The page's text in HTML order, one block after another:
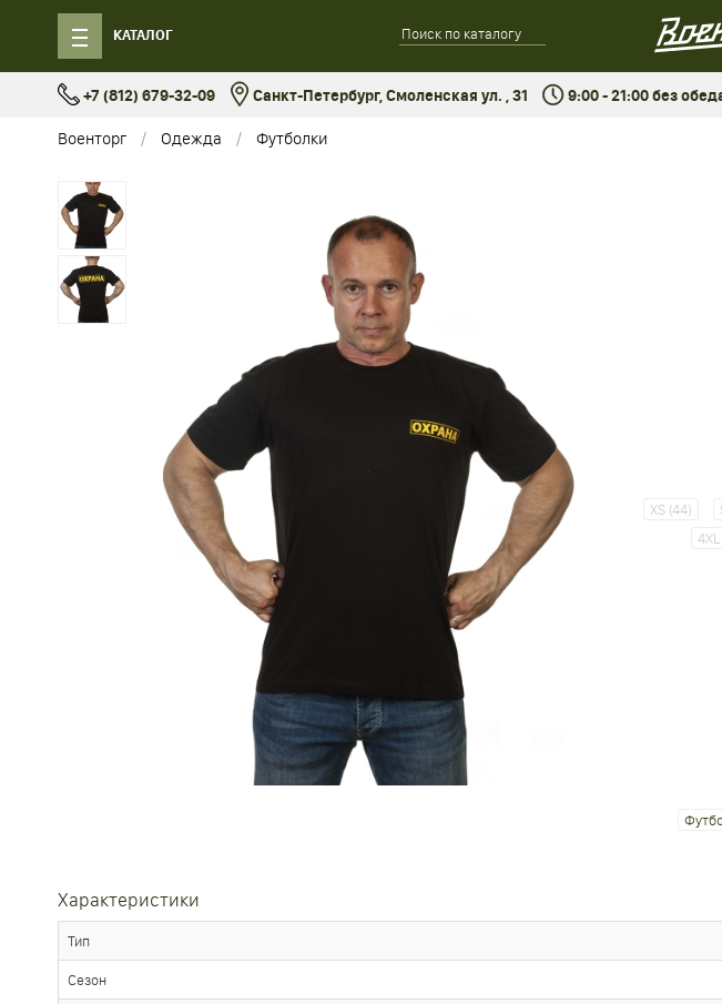
КАТАЛОГ
+7 (812) 679-32-09 Санкт-Петербург, Смоленская ул. , 31 9:00 - 21:00 без
Военторг Одежда Футболки
XS (44)
Характеристики
Тип
Сезон